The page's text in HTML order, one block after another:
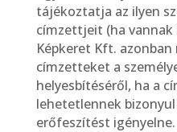
tájékoztatja az ilyen
címzettjeit (ha vannak
Képkeret Kft.
címzetteket a
helyesbítéséről, ha a
lehetetlennek
erőfeszítést igényelne.